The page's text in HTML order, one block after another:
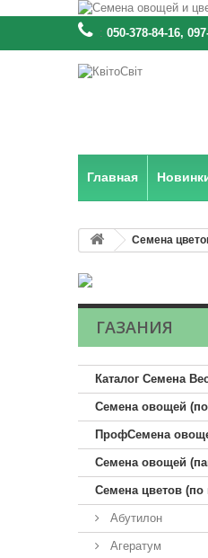
: 050-378-84-16,
Главная
Семена
ГАЗАНИЯ
Каталог Семена
Семена овощей (по
ПрофСемена
Семена овощей
Семена цветов (по
Абутилон
Агератум